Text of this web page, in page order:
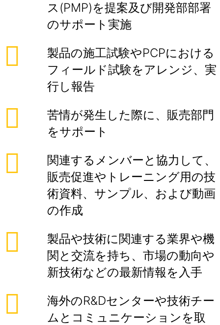
ス(PMP)を提案及び開発部部署
のサポート実施
製品の施工試験やPCPにおける
フィールド試験をアレンジ、実
行し報告
苦情が発生した際に、販売部門
をサポート
関連するメンバーと協力して、
販売促進やトレーニング用の技
術資料、サンプル、および動画
の作成
製品や技術に関連する業界や機
関と交流を持ち、市場の動向や
新技術などの最新情報を入手
海外のR&Dセンターや技術チー
ムとコミュニケーションを取